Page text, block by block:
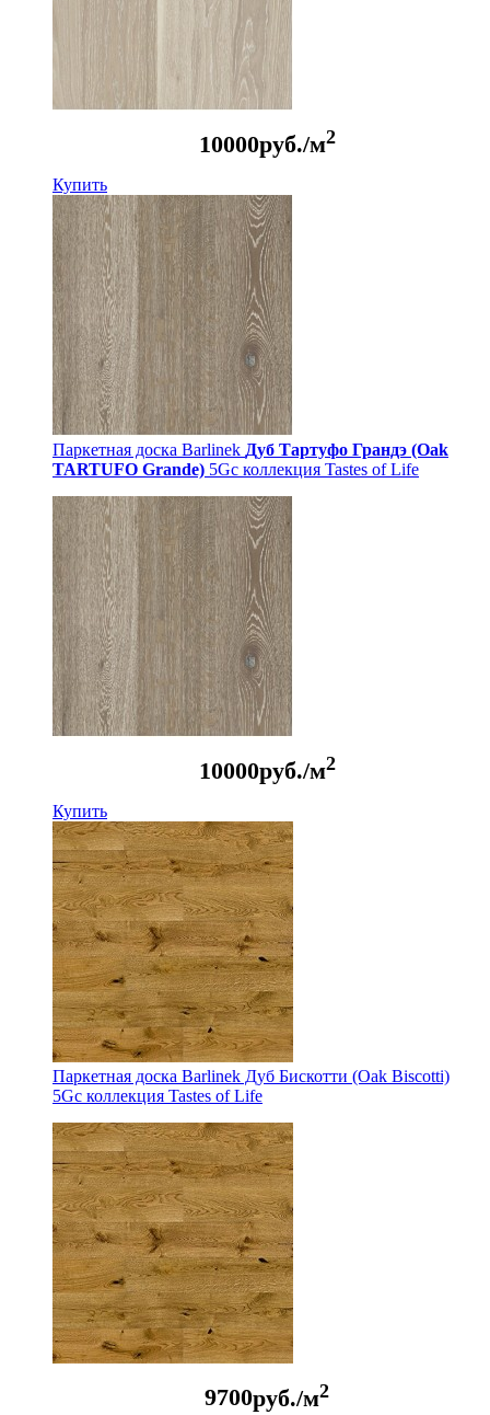
10000руб./м2
Купить
Паркетная доска Barlinek Дуб Тартуфо Грандэ (Oak
TARTUFO Grande) 5Gc коллекция Tastes of Life
10000руб./м2
Купить
Паркетная доска Barlinek Дуб Бискотти (Oak Biscotti)
5Gc коллекция Tastes of Life
9700руб./м2